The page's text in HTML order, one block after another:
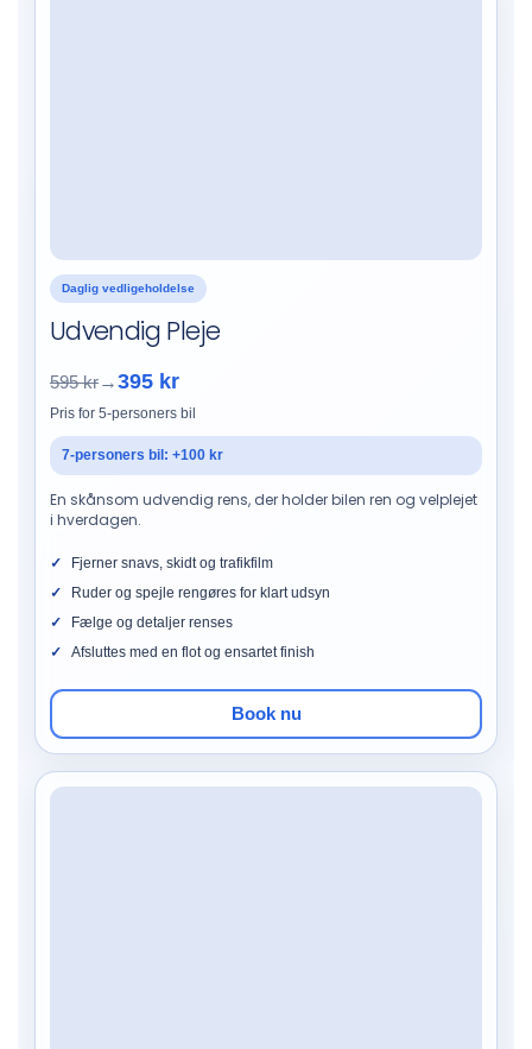
Daglig vedligeholdelse
Udvendig Pleje
595 kr→395 kr
Pris for 5-personers bil
7-personers bil: +100 kr
En skånsom udvendig rens, der holder bilen ren og velplejet
i hverdagen.
Fjerner snavs, skidt og trafikfilm
Ruder og spejle rengøres for klart udsyn
Fælge og detaljer renses
Afsluttes med en flot og ensartet finish
Book nu